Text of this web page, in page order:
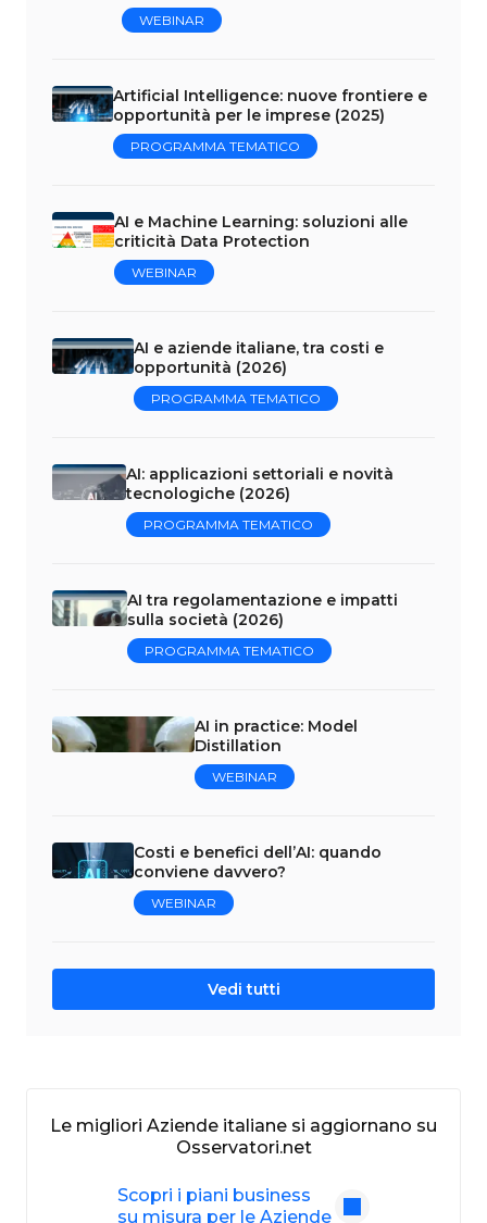
WEBINAR
Artificial Intelligence: nuove frontiere e
opportunità per le imprese (2025)
PROGRAMMA TEMATICO
AI e Machine Learning: soluzioni alle
criticità Data Protection
WEBINAR
AI e aziende italiane, tra costi e
opportunità (2026)
PROGRAMMA TEMATICO
AI: applicazioni settoriali e novità
tecnologiche (2026)
PROGRAMMA TEMATICO
AI tra regolamentazione e impatti
sulla società (2026)
PROGRAMMA TEMATICO
AI in practice: Model
Distillation
WEBINAR
Costi e benefici dell’AI: quando
conviene davvero?
WEBINAR
Vedi tutti
Le migliori Aziende italiane si aggiornano su
Osservatori.net
Scopri i piani business
su misura per le Aziende